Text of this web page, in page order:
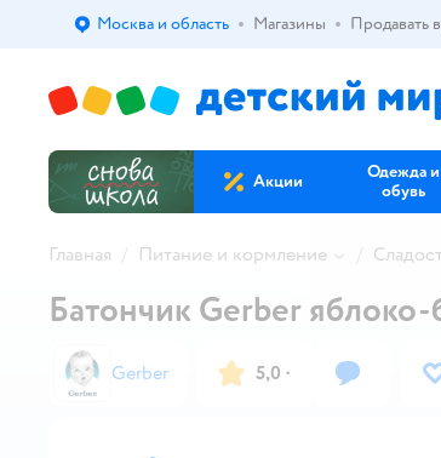
Выбор адреса доставки.
Москва и область Магазины Продавать
Акции
Одежда и
обувь
Главная Питание и кормление
Батончик Gerber яблоко-
Gerber 5,0 ·